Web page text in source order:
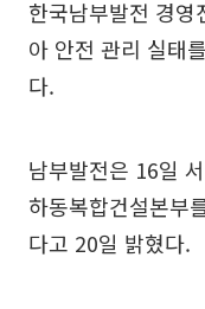
한국남부발전 경
아 안전 관리 실태
다.
남부발전은 16일
하동복합건설본부
다고 20일 밝혔다.